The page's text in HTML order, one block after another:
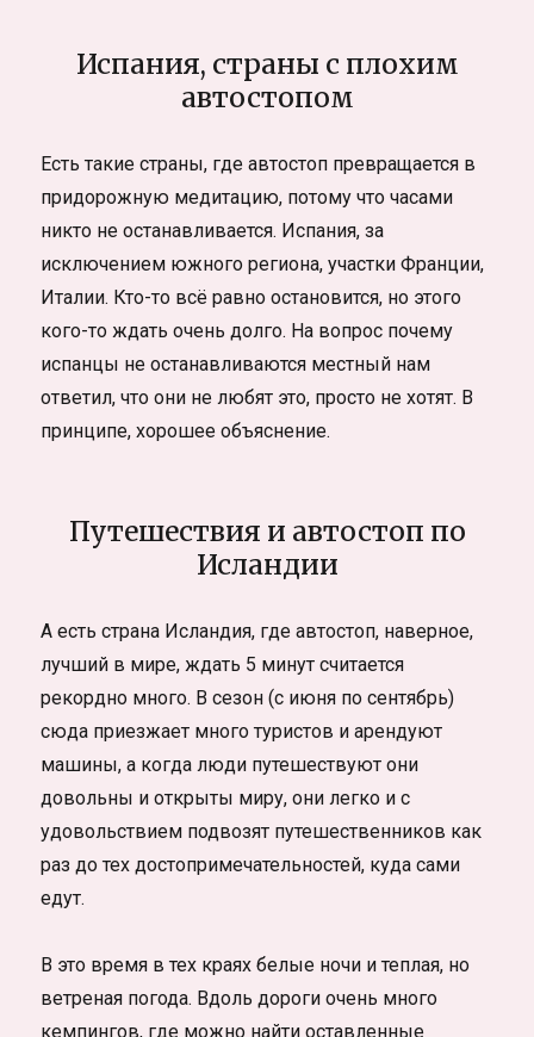
Испания, страны с плохим
автостопом
Есть такие страны, где автостоп превращается в
придорожную медитацию, потому что часами
никто не останавливается. Испания, за
исключением южного региона, участки Франции,
Италии. Кто-то всё равно остановится, но этого
кого-то ждать очень долго. На вопрос почему
испанцы не останавливаются местный нам
ответил, что они не любят это, просто не хотят. В
принципе, хорошее объяснение.
Путешествия и автостоп по
Исландии
А есть страна Исландия, где автостоп, наверное,
лучший в мире, ждать 5 минут считается
рекордно много. В сезон (с июня по сентябрь)
сюда приезжает много туристов и арендуют
машины, а когда люди путешествуют они
довольны и открыты миру, они легко и с
удовольствием подвозят путешественников как
раз до тех достопримечательностей, куда сами
едут.
В это время в тех краях белые ночи и теплая, но
ветреная погода. Вдоль дороги очень много
кемпингов, где можно найти оставленные